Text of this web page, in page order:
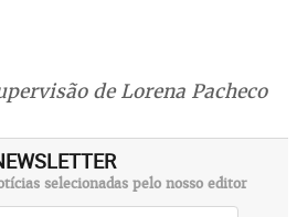
de Lorena Pacheco
selecionadas pelo nosso editor